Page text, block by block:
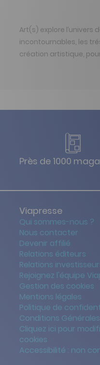
Art(s) explore
incontournables, les
création artistique,
Près de 1000
Viapresse
Qui sommes-nous ?
Nous contacter
Devenir affilié
Relations éditeurs
Relations
Rejoignez l'équipe
Gestion des cookies
Mentions légales
Politique de
Conditions
Cliquez ici pour
cookies
Accessibilité : non